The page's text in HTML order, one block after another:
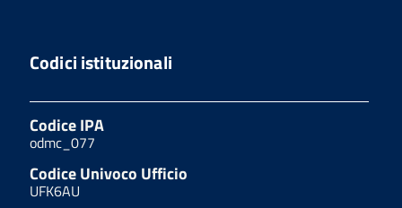
Codici istituzionali
Codice IPA
odmc_077
Codice Univoco Ufficio
UFK6AU